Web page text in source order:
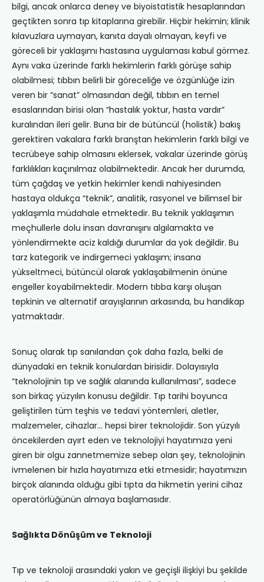
bilgi, ancak onlarca deney ve biyoistatistik hesaplarından
geçtikten sonra tıp kitaplarına girebilir. Hiçbir hekimin; klinik
kılavuzlara uymayan, kanıta dayalı olmayan, keyfi ve
göreceli bir yaklaşımı hastasına uygulaması kabul görmez.
Aynı vaka üzerinde farklı hekimlerin farklı görüşe sahip
olabilmesi; tıbbın belirli bir göreceliğe ve özgünlüğe izin
veren bir “sanat” olmasından değil, tıbbın en temel
esaslarından birisi olan “hastalık yoktur, hasta vardır”
kuralından ileri gelir. Buna bir de bütüncül (holistik) bakış
gerektiren vakalara farklı branştan hekimlerin farklı bilgi ve
tecrübeye sahip olmasını eklersek, vakalar üzerinde görüş
farklılıkları kaçınılmaz olabilmektedir. Ancak her durumda,
tüm çağdaş ve yetkin hekimler kendi nahiyesinden
hastaya oldukça “teknik”, analitik, rasyonel ve bilimsel bir
yaklaşımla müdahale etmektedir. Bu teknik yaklaşımın
meçhullerle dolu insan davranışını algılamakta ve
yönlendirmekte aciz kaldığı durumlar da yok değildir. Bu
tarz kategorik ve indirgemeci yaklaşım; insana
yükseltmeci, bütüncül olarak yaklaşabilmenin önüne
engeller koyabilmektedir. Modern tıbba karşı oluşan
tepkinin ve alternatif arayışlarının arkasında, bu handikap
yatmaktadır.
Sonuç olarak tıp sanılandan çok daha fazla, belki de
dünyadaki en teknik konulardan birisidir. Dolayısıyla
“teknolojinin tıp ve sağlık alanında kullanılması”, sadece
son birkaç yüzyılın konusu değildir. Tıp tarihi boyunca
geliştirilen tüm teşhis ve tedavi yöntemleri, aletler,
malzemeler, cihazlar… hepsi birer teknolojidir. Son yüzyılı
öncekilerden ayırt eden ve teknolojiyi hayatımıza yeni
giren bir olgu zannetmemize sebep olan şey, teknolojinin
ivmelenen bir hızla hayatımıza etki etmesidir; hayatımızın
birçok alanında olduğu gibi tıpta da hikmetin yerini cihaz
operatörlüğünün almaya başlamasıdır.
Sağlıkta Dönüşüm ve Teknoloji
Tıp ve teknoloji arasındaki yakın ve geçişli ilişkiyi bu şekilde